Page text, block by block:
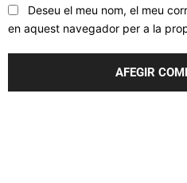
Deseu el meu nom, el meu
en aquest navegador per a la